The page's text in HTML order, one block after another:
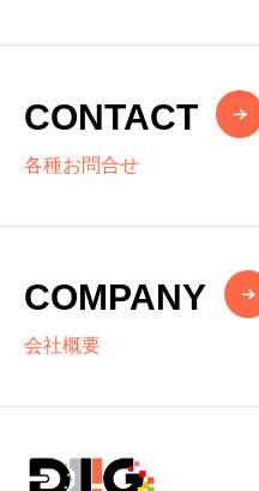
CONTACT
各種お問合せ
COMPANY
会社概要